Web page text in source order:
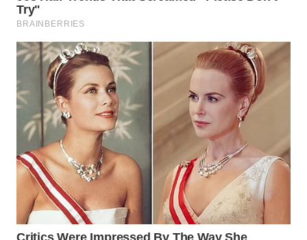
WN
WN
MAJALENGKA
WN
SUBANG
WN
SUKABUMI
PURWAKARTA